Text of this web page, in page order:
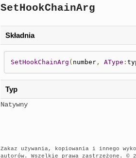
SetHookChainArg
Składnia
SetHookChainArg ( number, AType :
Typ
Natywny
Zakaz używania, kopiowania i innego
autorów. Wszelkie prawa zastrzeżone. ©